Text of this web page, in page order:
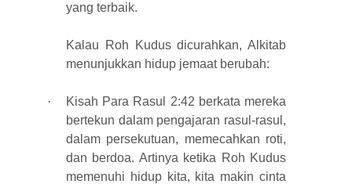
yang terbaik.
Kalau Roh Kudus dicurahkan, Alkitab
menunjukkan hidup jemaat berubah:
·
Kisah Para Rasul 2:42 berkata mereka
bertekun dalam pengajaran rasul-rasul,
dalam persekutuan, memecahkan roti,
dan berdoa. Artinya ketika Roh Kudus
memenuhi hidup kita, kita makin cinta